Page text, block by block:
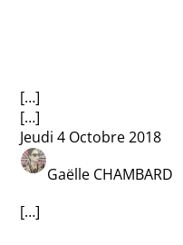
[…]
[…]
Jeudi 4 Octobre 2018
Gaëlle CHAMBARD
[…]